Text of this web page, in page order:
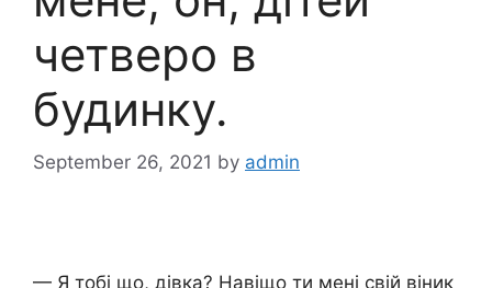
четверо в
будинку.
September 26, 2021 by admin
— Я тобі що, дівка? Навіщо ти мені свій віник